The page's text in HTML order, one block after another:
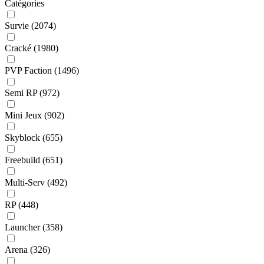
Catégories
Survie (2074)
Cracké (1980)
PVP Faction (1496)
Semi RP(972)
Mini Jeux (902)
Skyblock (655)
Freebuild (651)
Multi-Serv (492)
RP(448)
Launcher(358)
Arena (326)